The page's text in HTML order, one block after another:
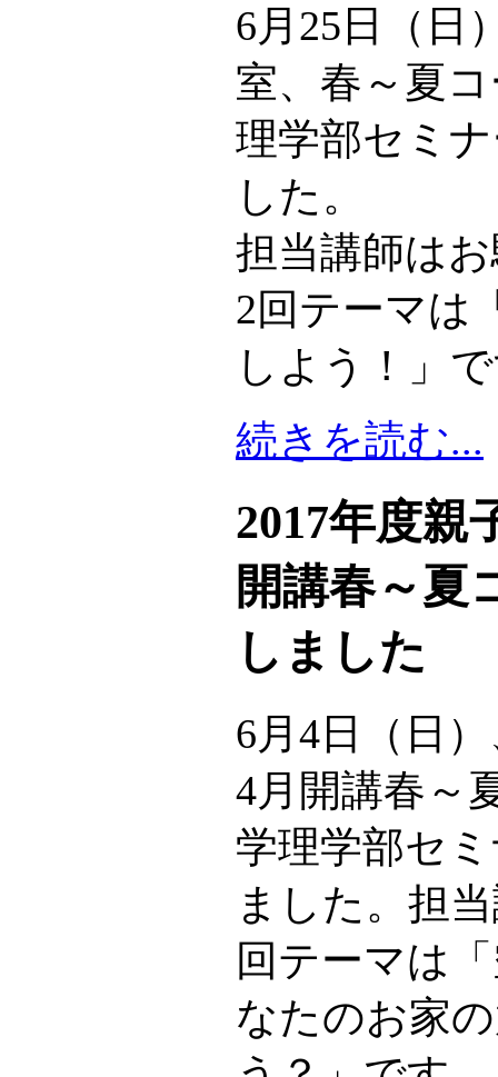
6月25日（日
室、春～夏
理学部セミ
した。
担当講師は
2回テーマは
しよう！」
続きを読む...
2017年度親
開講春～夏
しました
6月4日（日
4月開講春～
学理学部セ
ました。担
回テーマは
なたのお家